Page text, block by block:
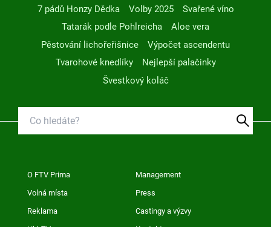
7 pádů Honzy Dědka
Volby 2025
Svařené víno
Tatarák podle Pohlreicha
Aloe vera
Pěstování lichořeřišnice
Výpočet ascendentu
Tvarohové knedlíky
Nejlepší palačinky
Švestkový koláč
O FTV Prima Management
Volná místa Press
Reklama Castingy a výzvy